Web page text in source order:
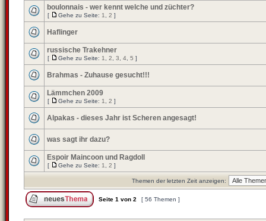
boulonnais - wer kennt welche und züchter?
[ Gehe zu Seite: 1 2 ]
Haflinger
russische Trakehner
[ Gehe zu Seite: 1 2 3 4 5 ]
Brahmas - Zuhause gesucht!!!
Lämmchen 2009
[ Gehe zu Seite: 1 2 ]
Alpakas - dieses Jahr ist Scheren angesagt!
was sagt ihr dazu?
Espoir Maincoon und Ragdoll
[ Gehe zu Seite: 1 2 ]
Themen der letzten Zeit anzeigen:
Seite 1 von 2 [ 56 Themen ]